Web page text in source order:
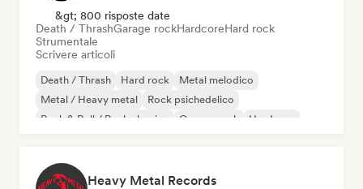
&gt; 800 risposte date
Death / ThrashGarage rockHardcoreHard rock
Strumentale
Scrivere articoli
Death / Thrash Hard rock
Metal melodico
Metal / Heavy metal
Rock psichedelico
Rock & Roll / Rock classico
Garage rock Hardcore
Heavy Metal Records